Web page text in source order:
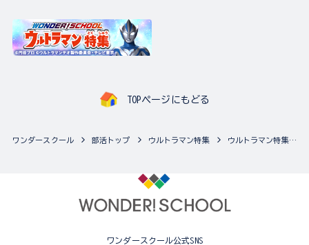
TOPページにもどる
ワンダースクール 部活トップ ウルトラマン特集 ウルトラマン特集の最新商品一覧
ワンダースクール公式SNS